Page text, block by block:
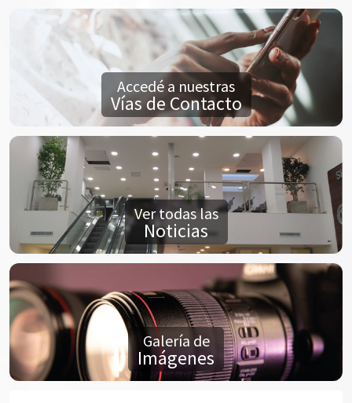
Accedé a nuestras
Vías de Contacto
Ver todas las
Noticias
Galería de
Imágenes